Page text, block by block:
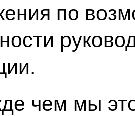
по
чем мы